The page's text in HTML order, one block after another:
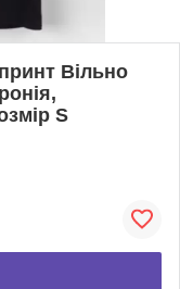
Вільно
S